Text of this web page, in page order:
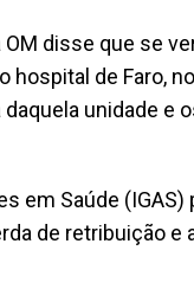
OM disse que se
hospital de Faro,
unidade e
em Saúde
de retribuição